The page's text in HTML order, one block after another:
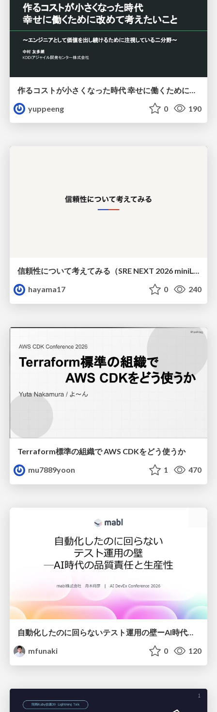
yuppeeng
0 190
信頼性について考えてみる（SRE NEXT 2026 miniLT）
hayama17
0 240
Terraform標準の組織で AWS CDKをどう使うか
mu7889yoon
1 470
mfunaki
0 120